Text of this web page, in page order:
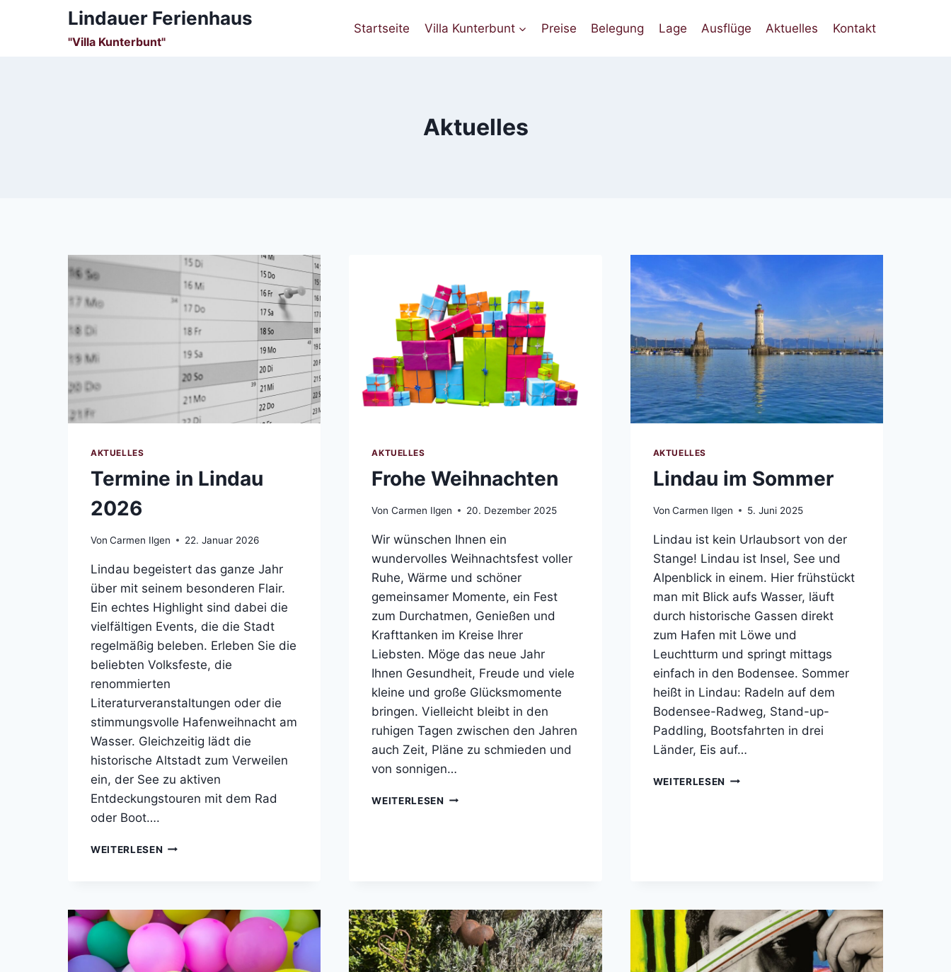
Lindauer Ferienhaus
"Villa Kunterbunt"
Startseite Villa Kunterbunt Preise Belegung Lage Ausflüge Aktuelles Kontakt
Aktuelles
AKTUELLES
Termine in Lindau
2026
Von Carmen Ilgen 22. Januar 2026
Lindau begeistert das ganze Jahr
über mit seinem besonderen Flair.
Ein echtes Highlight sind dabei die
vielfältigen Events, die die Stadt
regelmäßig beleben. Erleben Sie die
beliebten Volksfeste, die
renommierten
Literaturveranstaltungen oder die
stimmungsvolle Hafenweihnacht am
Wasser. Gleichzeitig lädt die
historische Altstadt zum Verweilen
ein, der See zu aktiven
Entdeckungstouren mit dem Rad
oder Boot….
WEITERLESENTERMINE
AKTUELLES
Frohe Weihnachten
Von Carmen Ilgen 20. Dezember 2025
Wir wünschen Ihnen ein
wundervolles Weihnachtsfest voller
Ruhe, Wärme und schöner
gemeinsamer Momente, ein Fest
zum Durchatmen, Genießen und
Krafttanken im Kreise Ihrer
Liebsten. Möge das neue Jahr
Ihnen Gesundheit, Freude und viele
kleine und große Glücksmomente
bringen. Vielleicht bleibt in den
ruhigen Tagen zwischen den Jahren
auch Zeit, Pläne zu schmieden und
von sonnigen…
WEITERLESENFROHE
AKTUELLES
Lindau im Sommer
Von Carmen Ilgen 5. Juni 2025
Lindau ist kein Urlaubsort von der
Stange! Lindau ist Insel, See und
Alpenblick in einem. Hier frühstückt
man mit Blick aufs Wasser, läuft
durch historische Gassen direkt
zum Hafen mit Löwe und
Leuchtturm und springt mittags
einfach in den Bodensee. Sommer
heißt in Lindau: Radeln auf dem
Bodensee-Radweg, Stand-up-
Paddling, Bootsfahrten in drei
Länder, Eis auf…
WEITERLESEN LINDAU